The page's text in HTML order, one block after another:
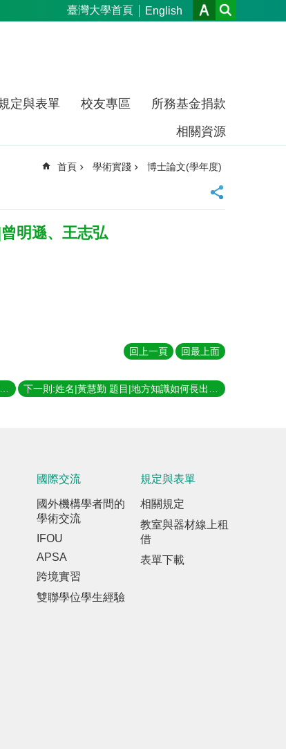
臺灣大學首頁 English
定與表單 校友專區
所務基金捐款
相關資源
首頁 學術實踐 博士論文(學年度)
明遜、王志弘
回上一頁 回最上面
國際交流
國外機構學者間的
學術交流
IFOU
APSA
跨境實習
雙聯學位學生經驗
規定與表單
相關規定
教室與器材線上租
借
表單下載